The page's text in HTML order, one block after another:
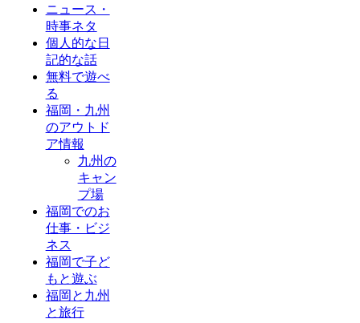
ニュース・
時事ネタ
個人的な日
記的な話
無料で遊べ
る
福岡・九州
のアウトド
ア情報
九州の
キャン
プ場
福岡でのお
仕事・ビジ
ネス
福岡で子ど
もと遊ぶ
福岡と九州
と旅行